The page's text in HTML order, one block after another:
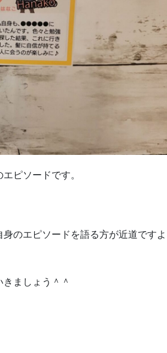
ピソードです。
のエピソードを語る方が近道ですよ
ましょう＾＾